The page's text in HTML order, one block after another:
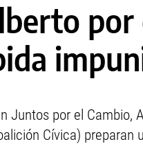
por
Juntos por el Cambio,
Cívica) preparan